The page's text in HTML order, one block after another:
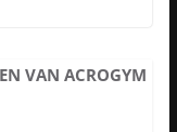
VAN ACROGYM